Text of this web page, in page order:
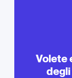
Volete